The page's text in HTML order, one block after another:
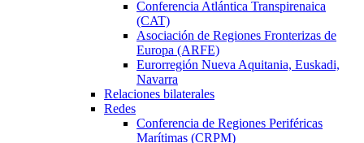
Conferencia Atlántica Transpirenaica
(CAT)
Asociación de Regiones Fronterizas de
Europa (ARFE)
Eurorregión Nueva Aquitania, Euskadi,
Navarra
Relaciones bilaterales
Redes
Conferencia de Regiones Periféricas
Marítimas (CRPM)